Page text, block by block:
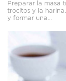
Preparar la masa
trocitos y la
y formar una...